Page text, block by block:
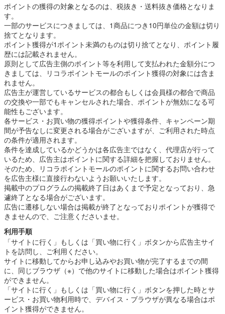
ポイントの獲得の対象となるのは、税抜き・送料抜き価格となりま
す。
一部のサービスにつきましては、1商品につき10円単位の金額は切り
捨てとなります。
ポイント獲得が1ポイント未満のものは切り捨てとなり、ポイント履
歴には記載されません。
原則として広告主側のポイント等を利用して支払われた金額分につ
きましては、リコラポイントモールのポイント獲得の対象には含ま
れません。
広告主が運営しているサービスの都合もしくは会員様の都合で商品
の交換や一部でもキャンセルされた場合、ポイントが無効になる可
能性もございます。
各サービス・お買い物の獲得ポイントや獲得条件、キャンペーン期
間が予告なしに変更される場合がございますが、ご利用された時点
の条件が適用されます。
条件を達成しているかどうかは各広告主ではなく、代理店が行って
いるため、広告主はポイントに関する詳細を把握しておりません。
そのため、リコラポイントモールのポイントに関するお問い合わせ
を広告主様に直接行わないようお願いいたします。
掲載中のプログラムの掲載終了日はあくまで予定となっており、急
遽終了となる場合がございます。
広告に遷移しない場合は掲載が終了となっておりポイントが獲得で
きませんので、ご注意くださいませ。
利用手順
「サイトに行く」もしくは「買い物に行く」ボタンから広告主サイ
トを訪問し、ご利用ください。
サイトに移動してからお申し込みやお買い物が完了するまでの間
に、同じブラウザ（※）で他のサイトに移動した場合はポイント獲得
ができません。
「サイトに行く」もしくは「買い物に行く」ボタンを押した時とサ
ービス・お買い物利用時で、デバイス・ブラウザが異なる場合はポ
イント獲得ができません。